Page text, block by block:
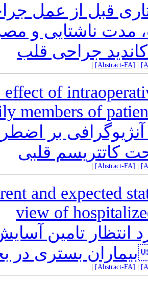
قبل از عمل
مدت ناشتایی و
کاندید جراحی قلب
[Abstract-FA]
effect of
members of
بر
کاتتریسم قلبی
[Abstract-FA]
and expected
view of
تامین
[Abstract-FA]